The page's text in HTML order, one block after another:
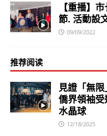
【重播】
節. 活動設
09/09/2022
推荐阅读
見證「無
僑界領袖
水晶球
12/18/2025